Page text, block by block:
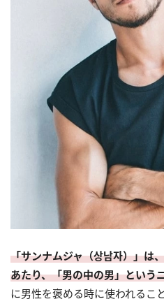
「サンナムジャ（상남자）」は
あたり、「男の中の男」という
に男性を褒める時に使われるこ